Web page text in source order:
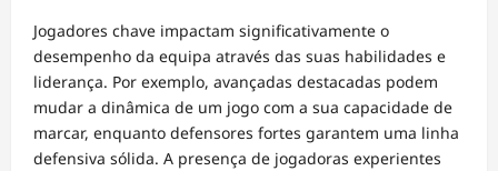
Jogadores chave impactam significativamente o
desempenho da equipa através das suas habilidades e
liderança. Por exemplo, avançadas destacadas podem
mudar a dinâmica de um jogo com a sua capacidade de
marcar, enquanto defensores fortes garantem uma linha
defensiva sólida. A presença de jogadoras experientes